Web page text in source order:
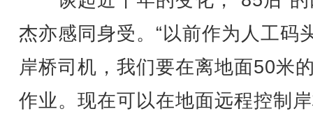
杰亦感同身受。“以前作为人工码
岸桥司机，我们要在离地面50米
作业。现在可以在地面远程控制